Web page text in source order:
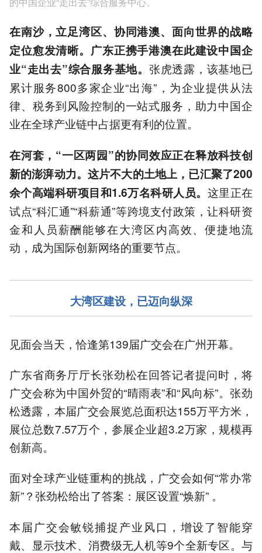
在南沙，立足湾区、协同港澳、面向世界的战略
定位愈发清晰。广东正携手港澳在此建设中国企
业“走出去”综合服务基地。 张虎透露，该基地已
累计服务800多家企业“出海”，为企业提供从法
律、税务到风险控制的一站式服务，助力中国企
业在全球产业链中占据更有利的位置。
在河套，“一区两园”的协同效应正在释放科技创
新的澎湃动力。这片不大的土地上，已汇聚了200
余个高端科研项目和1.6万名科研人员。 这里正在
试点“科汇通”“科薪通”等跨境支付政策，让科研资
金和人员薪酬能够在大湾区内高效、便捷地流
动，成为国际创新网络的重要节点。
大湾区建设，已迈向纵深
见面会当天，恰逢第139届广交会在广州开幕。
广东省商务厅厅长张劲松在回答记者提问时，将
广交会称为中国外贸的“晴雨表”和“风向标”。张劲
松透露，本届广交会展览总面积达155万平方米，
展位总数7.57万个，参展企业超3.2万家，规模再
创新高。
面对全球产业链重构的挑战，广交会如何“常办常
新”？张劲松给出了答案：展区设置“焕新” 。
本届广交会敏锐捕捉产业风口，增设了智能穿
戴、显示技术、消费级无人机等9个全新专区。与